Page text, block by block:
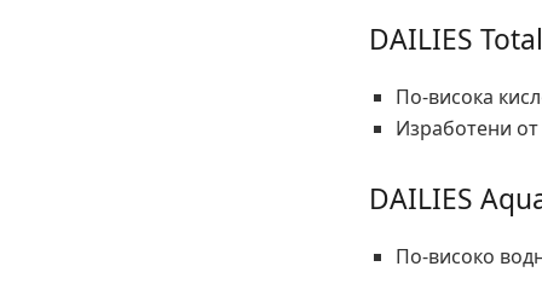
DAILIES
По-висока
Изработени
DAILIES
По-високо